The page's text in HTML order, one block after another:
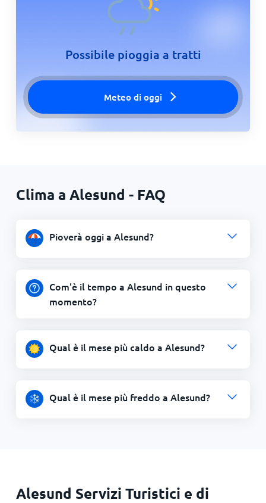
Possibile pioggia a tratti
Meteo di oggi
Clima a Alesund - FAQ
Pioverà oggi a Alesund?
Com'è il tempo a Alesund in questo
momento?
Qual è il mese più caldo a Alesund?
Qual è il mese più freddo a Alesund?
Alesund Servizi Turistici e di